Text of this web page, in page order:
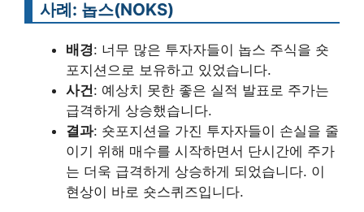
사례: 놉스(NOKS)
배경: 너무 많은 투자자들이 놉스 주식을 숏
포지션으로 보유하고 있었습니다.
사건: 예상치 못한 좋은 실적 발표로 주가는
급격하게 상승했습니다.
결과: 숏포지션을 가진 투자자들이 손실을 줄
이기 위해 매수를 시작하면서 단시간에 주가
는 더욱 급격하게 상승하게 되었습니다. 이
현상이 바로 숏스퀴즈입니다.